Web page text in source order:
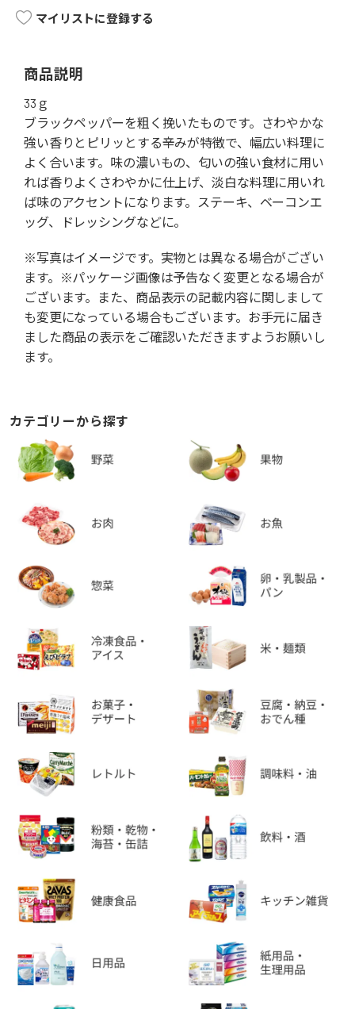
マイリストに登録する
商品説明
33ｇ
ブラックペッパーを粗く挽いたものです。さわやかな
強い香りとピリッとする辛みが特徴で、幅広い料理に
よく合います。味の濃いもの、匂いの強い食材に用い
れば香りよくさわやかに仕上げ、淡白な料理に用いれ
ば味のアクセントになります。ステーキ、ベーコンエ
ッグ、ドレッシングなどに。
※写真はイメージです。実物とは異なる場合がござい
ます。※パッケージ画像は予告なく変更となる場合が
ございます。また、商品表示の記載内容に関しまして
も変更になっている場合もございます。お手元に届き
ました商品の表示をご確認いただきますようお願いし
ます。
カテゴリーから探す